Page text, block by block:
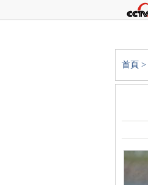
首頁 >